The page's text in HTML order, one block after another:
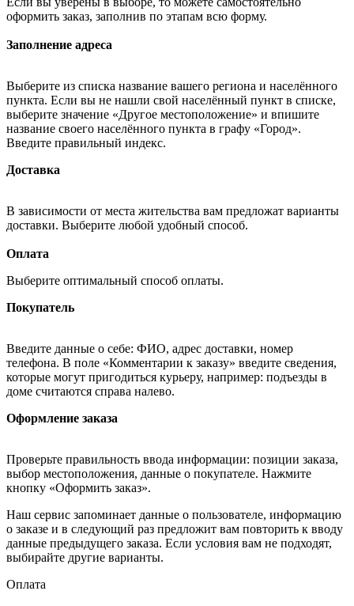
оформить заказ, заполнив по этапам всю форму.
Заполнение адреса
Выберите из списка название вашего региона и населённого
пункта. Если вы не нашли свой населённый пункт в списке,
выберите значение «Другое местоположение» и впишите
название своего населённого пункта в графу «Город».
Введите правильный индекс.
Доставка
В зависимости от места жительства вам предложат варианты
доставки. Выберите любой удобный способ.
Оплата
Выберите оптимальный способ оплаты.
Покупатель
Введите данные о себе: ФИО, адрес доставки, номер
телефона. В поле «Комментарии к заказу» введите сведения,
которые могут пригодиться курьеру, например: подъезды в
доме считаются справа налево.
Оформление заказа
Проверьте правильность ввода информации: позиции заказа,
выбор местоположения, данные о покупателе. Нажмите
кнопку «Оформить заказ».
Наш сервис запоминает данные о пользователе, информацию
о заказе и в следующий раз предложит вам повторить к вводу
данные предыдущего заказа. Если условия вам не подходят,
выбирайте другие варианты.
Оплата